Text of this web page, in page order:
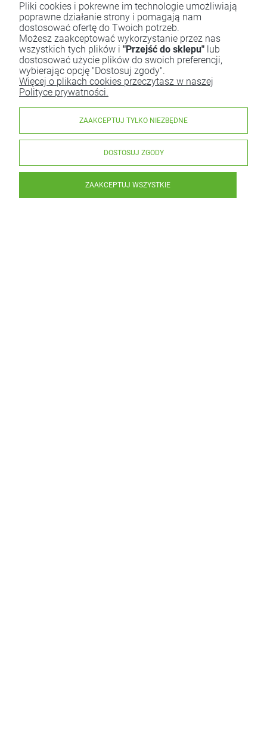
Pliki cookies i pokrewne im technologie umożliwiają
poprawne działanie strony i pomagają nam
dostosować ofertę do Twoich potrzeb.
Możesz zaakceptować wykorzystanie przez nas
wszystkich tych plików i "Przejść do sklepu" lub
dostosować użycie plików do swoich preferencji,
wybierając opcję "Dostosuj zgody".
Więcej o plikach cookies przeczytasz w naszej
Polityce prywatności.
ZAAKCEPTUJ TYLKO NIEZBĘDNE
DOSTOSUJ ZGODY
ZAAKCEPTUJ WSZYSTKIE